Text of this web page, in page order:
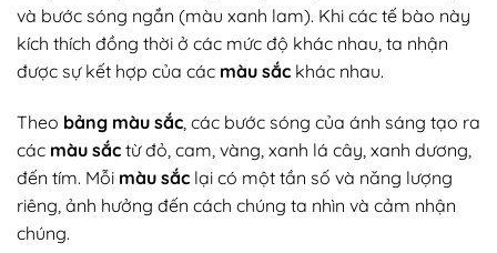
và bước sóng ngắn (màu xanh lam). Khi các tế bào này
kích thích đồng thời ở các mức độ khác nhau, ta nhận
được sự kết hợp của các màu sắc khác nhau.
Theo bảng màu sắc , các bước sóng của ánh sáng tạo ra
các màu sắc từ đỏ, cam, vàng, xanh lá cây, xanh dương,
đến tím. Mỗi màu sắc lại có một tần số và năng lượng
riêng, ảnh hưởng đến cách chúng ta nhìn và cảm nhận
chúng.